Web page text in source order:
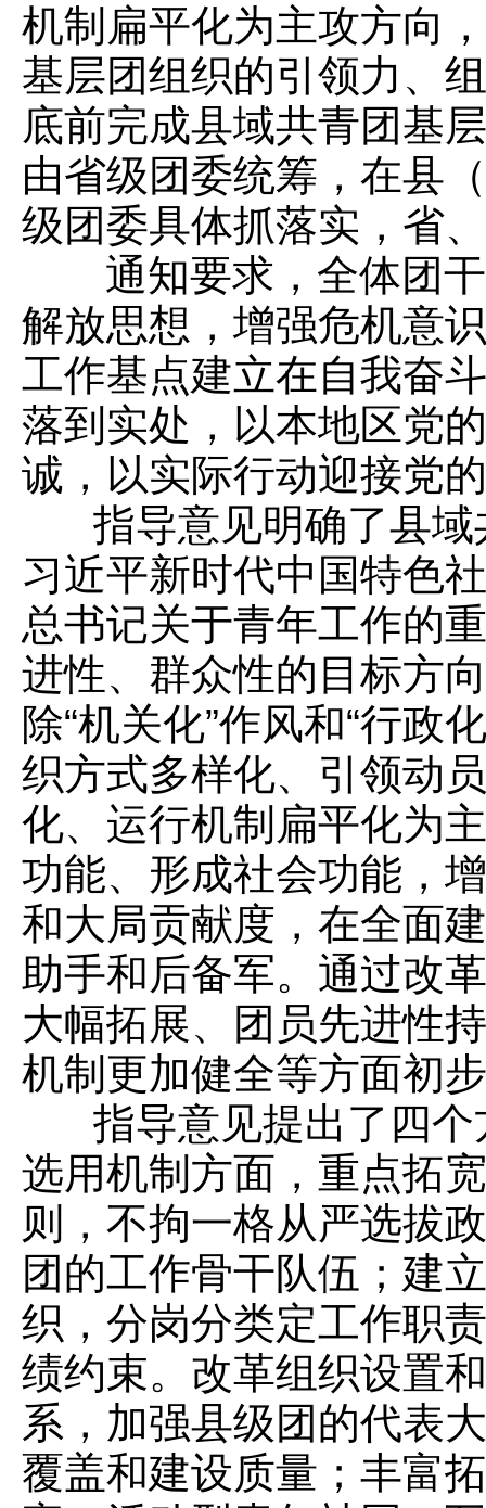
机制扁平化为主攻方向
基层团组织的引领力、
底前完成县域共青团基
由省级团委统筹，在县
级团委具体抓落实，省
通知要求，全体团干
解放思想，增强危机意
工作基点建立在自我奋
落到实处，以本地区党
诚，以实际行动迎接党
指导意见明确了县域
习近平新时代中国特色
总书记关于青年工作的
进性、群众性的目标方
除“机关化”作风和“行政
织方式多样化、引领动
化、运行机制扁平化为
功能、形成社会功能，
和大局贡献度，在全面
助手和后备军。通过改
大幅拓展、团员先进性
机制更加健全等方面初
指导意见提出了四个
选用机制方面，重点拓
则，不拘一格从严选拔
团的工作骨干队伍；建
织，分岗分类定工作职
绩约束。改革组织设置
系，加强县级团的代表
覆盖和建设质量；丰富